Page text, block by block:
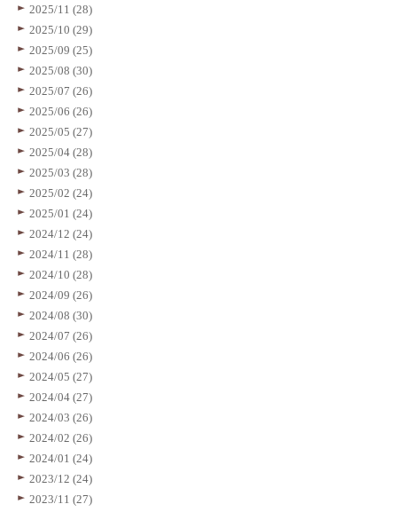
2025/11 (28)
2025/10 (29)
2025/09 (25)
2025/08 (30)
2025/07 (26)
2025/06 (26)
2025/05 (27)
2025/04 (28)
2025/03 (28)
2025/02 (24)
2025/01 (24)
2024/12 (24)
2024/11 (28)
2024/10 (28)
2024/09 (26)
2024/08 (30)
2024/07 (26)
2024/06 (26)
2024/05 (27)
2024/04 (27)
2024/03 (26)
2024/02 (26)
2024/01 (24)
2023/12 (24)
2023/11 (27)